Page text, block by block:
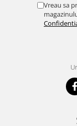
Vreau sa